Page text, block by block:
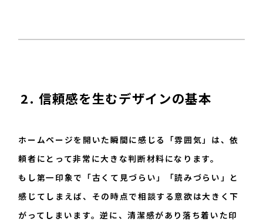
2. 信頼感を生むデザインの基本
ホームページを開いた瞬間に感じる「雰囲気」は、依
頼者にとって非常に大きな判断材料になります。
もし第一印象で「古くて見づらい」「読みづらい」と
感じてしまえば、その時点で相談する意欲は大きく下
がってしまいます。逆に、清潔感があり落ち着いた印